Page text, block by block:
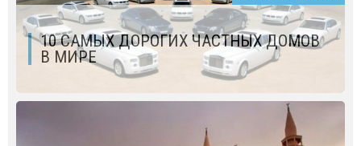
10 САМЫХ ДОРОГИХ ЧАСТНЫХ ДОМОВ
В МИРЕ